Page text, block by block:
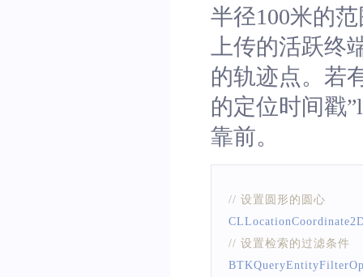
// 发起检索请求
[BTKEntityAction
半径100米的
上传的活跃
的轨迹点。若
的定位时间戳
靠前。
// 设置圆形的圆心
// 设置检索的过滤条件